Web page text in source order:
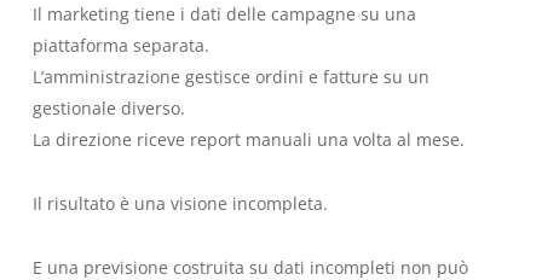
Il marketing tiene i dati delle campagne su una
piattaforma separata.
L’amministrazione gestisce ordini e fatture su un
gestionale diverso.
La direzione riceve report manuali una volta al mese.
Il risultato è una visione incompleta.
E una previsione costruita su dati incompleti non può